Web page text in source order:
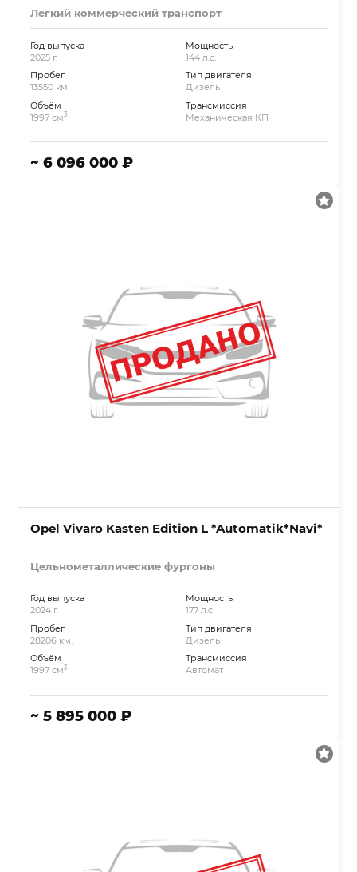
Легкий коммерческий транспорт
Год выпуска
2025 г.
Пробег
13550 км.
Объём
1997 см3
Мощность
144 л.с.
Тип двигателя
Дизель
Трансмиссия
Механическая КП
~ 6 096 000 ₽
Opel Vivaro Kasten Edition L *Automatik*Navi*
Цельнометаллические фургоны
Год выпуска
2024 г.
Пробег
28206 км.
Объём
1997 см3
Мощность
177 л.с.
Тип двигателя
Дизель
Трансмиссия
Автомат
~ 5 895 000 ₽